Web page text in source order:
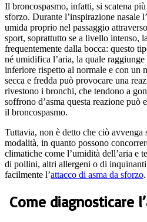
Il broncospasmo, infatti, si scatena
sforzo. Durante l’inspirazione nasale
umida proprio nel passaggio
sport, soprattutto se a livello intenso,
frequentemente dalla bocca: questo
né umidifica l’aria, la quale
inferiore rispetto al normale e con un
secca e fredda può provocare una
rivestono i bronchi, che tendono a
soffrono d’asma questa reazione può
il broncospasmo.
Tuttavia, non è detto che ciò avvenga
modalità, in quanto possono
climatiche come l’umidità dell’aria e
di pollini, altri allergeni o di
facilmente l’attacco di asma da sforzo.
Come diagnosticare